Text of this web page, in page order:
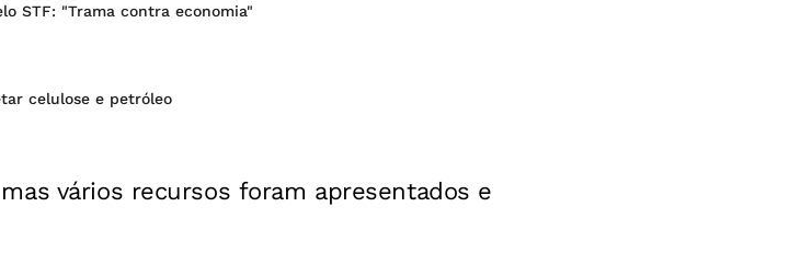
STF: "Trama contra economia"
celulose e petróleo
vários recursos foram apresentados e